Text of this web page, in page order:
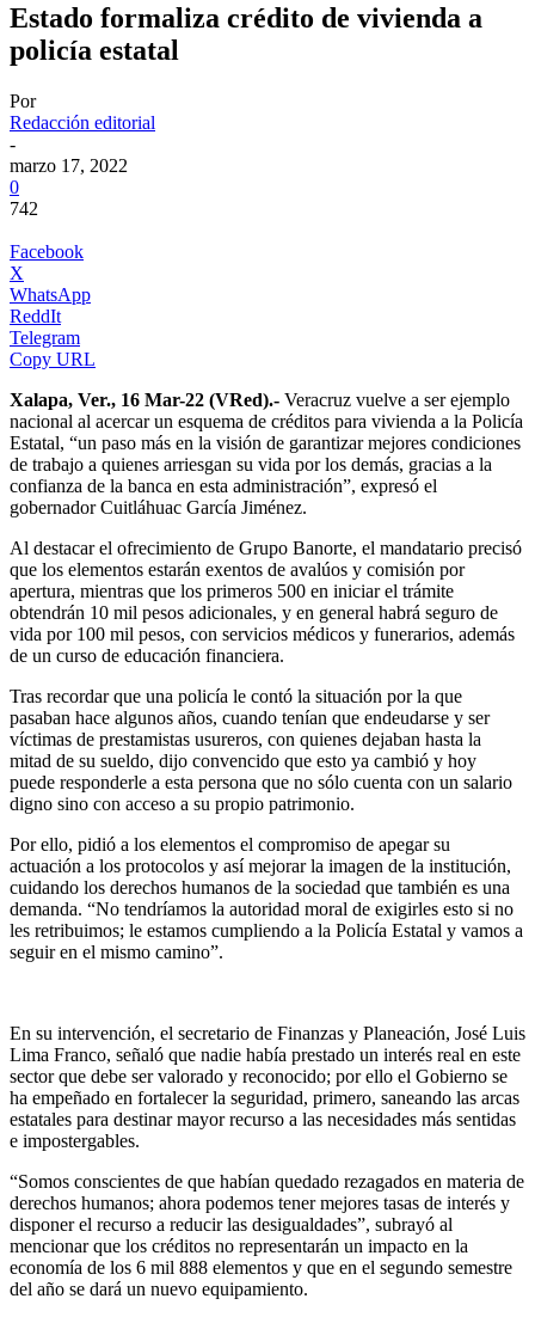
Estado formaliza crédito de vivienda a
policía estatal
Por
Redacción editorial
-
marzo 17, 2022
0
742
Facebook
X
WhatsApp
ReddIt
Telegram
Copy URL
Xalapa, Ver., 16 Mar-22 (VRed).- Veracruz vuelve a ser ejemplo
nacional al acercar un esquema de créditos para vivienda a la Policía
Estatal, “un paso más en la visión de garantizar mejores condiciones
de trabajo a quienes arriesgan su vida por los demás, gracias a la
confianza de la banca en esta administración”, expresó el
gobernador Cuitláhuac García Jiménez.
Al destacar el ofrecimiento de Grupo Banorte, el mandatario precisó
que los elementos estarán exentos de avalúos y comisión por
apertura, mientras que los primeros 500 en iniciar el trámite
obtendrán 10 mil pesos adicionales, y en general habrá seguro de
vida por 100 mil pesos, con servicios médicos y funerarios, además
de un curso de educación financiera.
Tras recordar que una policía le contó la situación por la que
pasaban hace algunos años, cuando tenían que endeudarse y ser
víctimas de prestamistas usureros, con quienes dejaban hasta la
mitad de su sueldo, dijo convencido que esto ya cambió y hoy
puede responderle a esta persona que no sólo cuenta con un salario
digno sino con acceso a su propio patrimonio.
Por ello, pidió a los elementos el compromiso de apegar su
actuación a los protocolos y así mejorar la imagen de la institución,
cuidando los derechos humanos de la sociedad que también es una
demanda. “No tendríamos la autoridad moral de exigirles esto si no
les retribuimos; le estamos cumpliendo a la Policía Estatal y vamos a
seguir en el mismo camino”.
En su intervención, el secretario de Finanzas y Planeación, José Luis
Lima Franco, señaló que nadie había prestado un interés real en este
sector que debe ser valorado y reconocido; por ello el Gobierno se
ha empeñado en fortalecer la seguridad, primero, saneando las arcas
estatales para destinar mayor recurso a las necesidades más sentidas
e impostergables.
“Somos conscientes de que habían quedado rezagados en materia de
derechos humanos; ahora podemos tener mejores tasas de interés y
disponer el recurso a reducir las desigualdades”, subrayó al
mencionar que los créditos no representarán un impacto en la
economía de los 6 mil 888 elementos y que en el segundo semestre
del año se dará un nuevo equipamiento.